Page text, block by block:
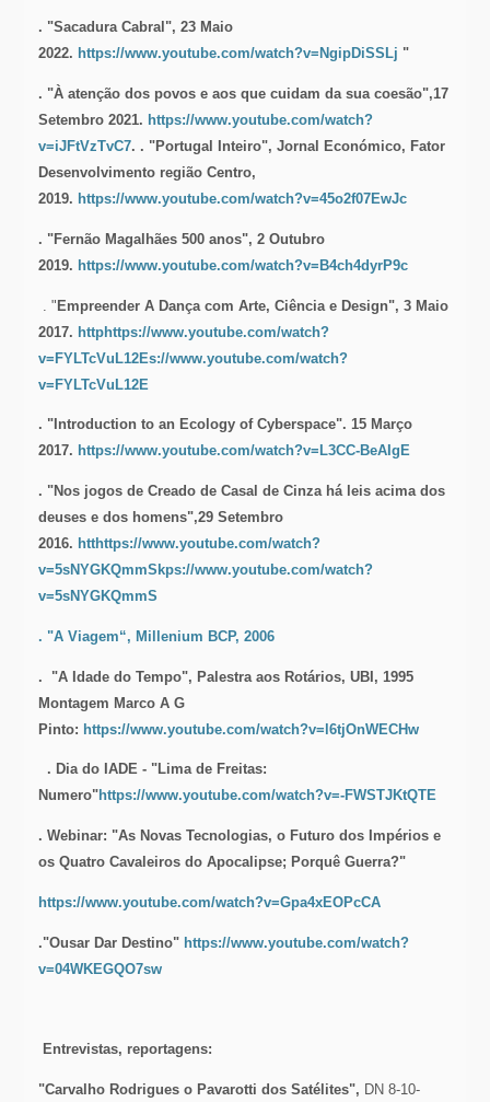
. "Sacadura Cabral", 23 Maio
2022. https://www.youtube.com/watch?v=NgipDiSSLj "
. "À atenção dos povos e aos que cuidam da sua coesão",17
Setembro 2021. https://www.youtube.com/watch?
v=iJFtVzTvC7. . "Portugal Inteiro", Jornal Económico, Fator
Desenvolvimento região Centro,
2019. https://www.youtube.com/watch?v=45o2f07EwJc
. "Fernão Magalhães 500 anos", 2 Outubro
2019. https://www.youtube.com/watch?v=B4ch4dyrP9c
. "Empreender A Dança com Arte, Ciência e Design", 3 Maio
2017. httphttps://www.youtube.com/watch?
v=FYLTcVuL12Es://www.youtube.com/watch?
v=FYLTcVuL12E
. "Introduction to an Ecology of Cyberspace". 15 Março
2017. https://www.youtube.com/watch?v=L3CC-BeAIgE
. "Nos jogos de Creado de Casal de Cinza há leis acima dos
deuses e dos homens",29 Setembro
2016. htthttps://www.youtube.com/watch?
v=5sNYGKQmmSkps://www.youtube.com/watch?
v=5sNYGKQmmS
. "A Viagem“, Millenium BCP, 2006
. "A Idade do Tempo", Palestra aos Rotários, UBI, 1995
Montagem Marco A G
Pinto: https://www.youtube.com/watch?v=l6tjOnWECHw
. Dia do IADE - "Lima de Freitas:
Numero"https://www.youtube.com/watch?v=-FWSTJKtQTE
. Webinar: "As Novas Tecnologias, o Futuro dos Impérios e
os Quatro Cavaleiros do Apocalipse; Porquê Guerra?"
https://www.youtube.com/watch?v=Gpa4xEOPcCA
."Ousar Dar Destino"https://www.youtube.com/watch?
v=04WKEGQO7sw
Entrevistas, reportagens:
"Carvalho Rodrigues o Pavarotti dos Satélites", DN 8-10-